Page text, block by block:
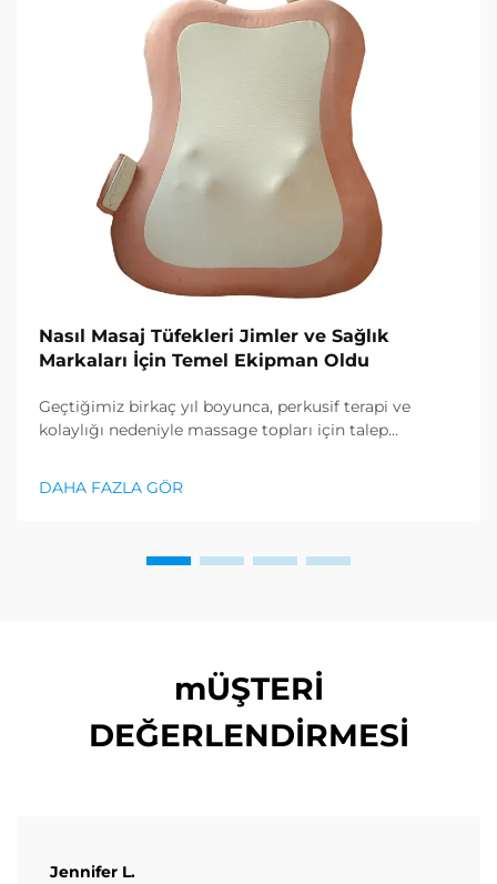
Nasıl Masaj Tüfekleri Jimler ve Sağlık
Markaları İçin Temel Ekipman Oldu
Geçtiğimiz birkaç yıl boyunca, perkusif terapi ve
kolaylığı nedeniyle massage topları için talep
tarafından kullanıma başlayıp her gün antrenman
yapanlara kadar, bu toplar popüler hale gelmiştir ve...
DAHA FAZLA GÖR
mÜŞTERİ
DEĞERLENDİRMESİ
Jennifer L.